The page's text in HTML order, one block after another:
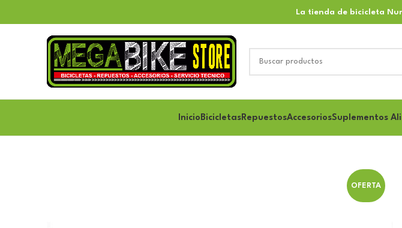
La tienda de bicicleta
Inicio BicicletasRepuestosAccesoriosSuplementos
OFERTA